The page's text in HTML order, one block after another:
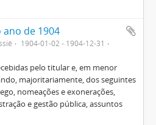
de 1904
1904-01-02 - 1904-12-31
pelo titular e, em menor
majoritariamente, dos seguintes
nomeações e exonerações,
e gestão pública, assuntos